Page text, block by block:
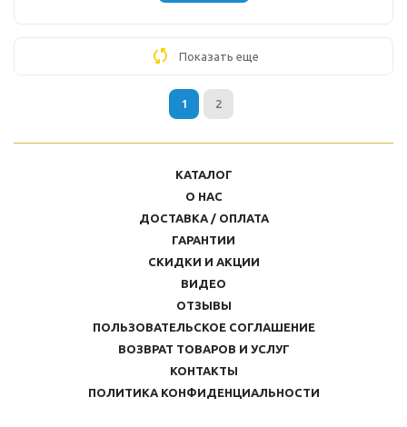
Показать еще
1 2
КАТАЛОГ
О НАС
ДОСТАВКА / ОПЛАТА
ГАРАНТИИ
СКИДКИ И АКЦИИ
ВИДЕО
ОТЗЫВЫ
ПОЛЬЗОВАТЕЛЬСКОЕ СОГЛАШЕНИЕ
ВОЗВРАТ ТОВАРОВ И УСЛУГ
КОНТАКТЫ
ПОЛИТИКА КОНФИДЕНЦИАЛЬНОСТИ